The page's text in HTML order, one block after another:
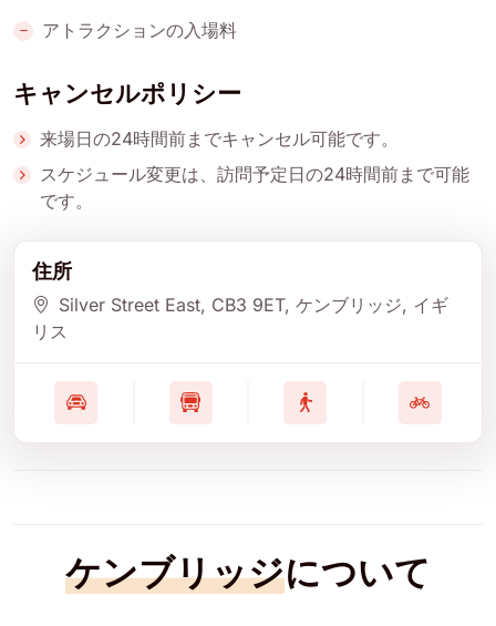
アトラクションの入場料
キャンセルポリシー
来場日の24時間前までキャンセル可能です。
スケジュール変更は、訪問予定日の24時間前まで可能
です。
住所
Silver Street East, CB3 9ET, ケンブリッジ, イギ
リス
ケンブリッジについて